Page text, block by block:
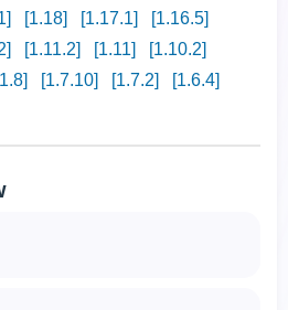
[1.18] [1.17.1]
[1.16.5]
[1.11.2] [1.11]
[1.10.2]
[1.7.10] [1.7.2]
[1.6.4]